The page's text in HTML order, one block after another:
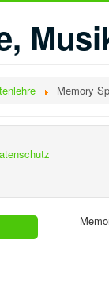
Memory